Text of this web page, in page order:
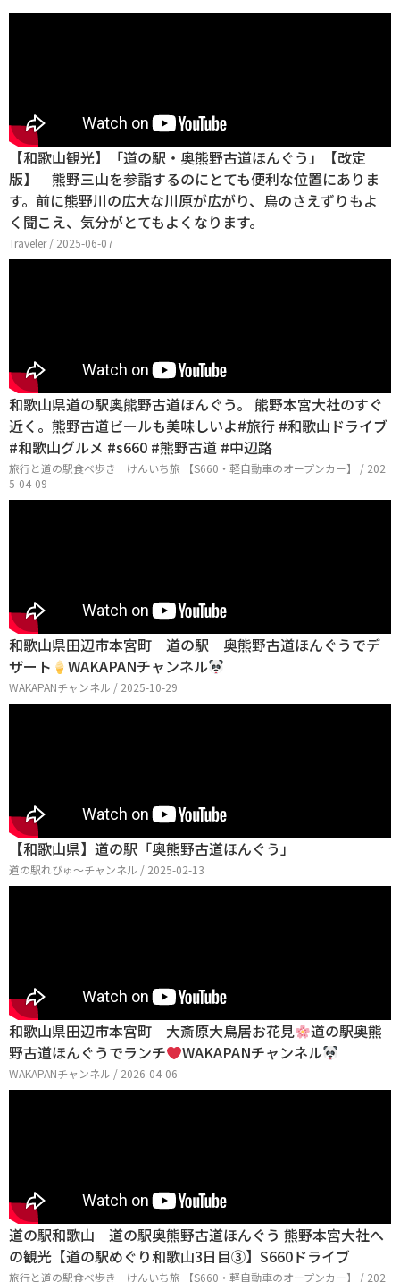
【和歌山観光】「道の駅・奥熊野古道ほんぐう」【改定
版】 熊野三山を参詣するのにとても便利な位置にありま
す。前に熊野川の広大な川原が広がり、鳥のさえずりもよ
く聞こえ、気分がとてもよくなります。
Traveler / 2025-06-07
和歌山県道の駅奥熊野古道ほんぐう。 熊野本宮大社のすぐ
近く。熊野古道ビールも美味しいよ#旅行 #和歌山ドライブ
#和歌山グルメ #s660 #熊野古道 #中辺路
旅行と道の駅食べ歩き けんいち旅 【S660・軽自動車のオープンカー】 / 202
5-04-09
和歌山県田辺市本宮町 道の駅 奥熊野古道ほんぐうでデ
ザート
WAKAPANチャンネル
WAKAPANチャンネル / 2025-10-29
【和歌山県】道の駅「奥熊野古道ほんぐう」
道の駅れびゅ〜チャンネル / 2025-02-13
和歌山県田辺市本宮町 大斎原大鳥居お花見
道の駅奥熊
野古道ほんぐうでランチ
WAKAPANチャンネル
WAKAPANチャンネル / 2026-04-06
道の駅和歌山 道の駅奥熊野古道ほんぐう 熊野本宮大社へ
の観光【道の駅めぐり和歌山3日目③】S660ドライブ
旅行と道の駅食べ歩き けんいち旅 【S660・軽自動車のオープンカー】 / 202